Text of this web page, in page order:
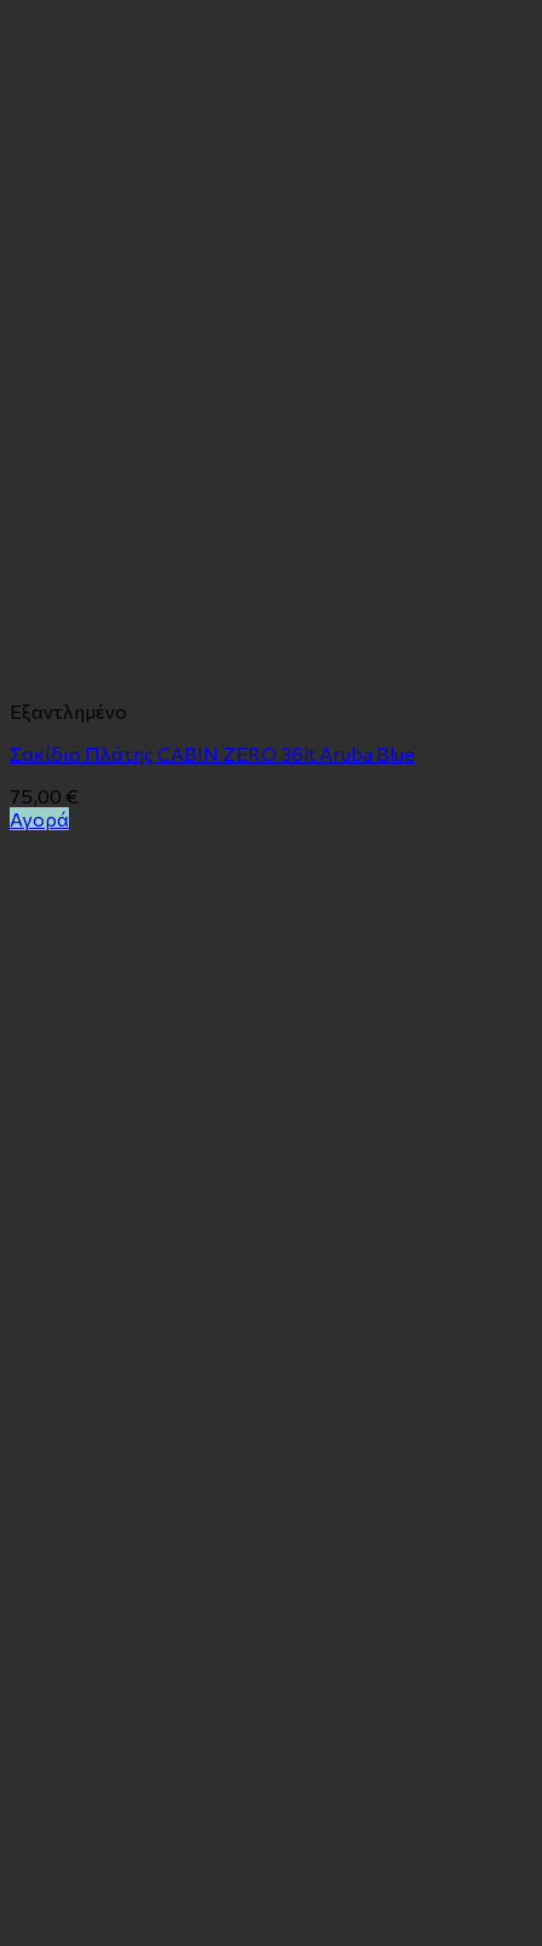
Εξαντλημένο
Σακίδιο Πλάτης CABIN ZERO 36lt Aruba Blue
75,00 €
Αγορά